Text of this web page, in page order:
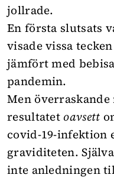
jollrade.
En första slutsats
visade vissa
jämfört med
pandemin.
Men överraskande
resultatet oavsett
covid-19-infektion
graviditeten.
inte anledningen